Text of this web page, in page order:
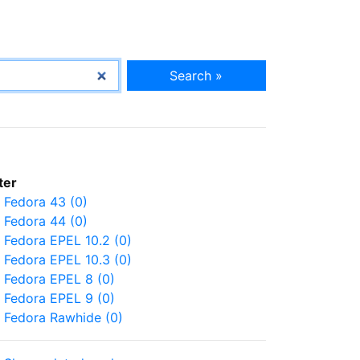
Search »
Fedora 43 (0)
Fedora 44 (0)
Fedora EPEL 10.2 (0)
Fedora EPEL 10.3 (0)
Fedora EPEL 8 (0)
Fedora EPEL 9 (0)
Fedora Rawhide (0)